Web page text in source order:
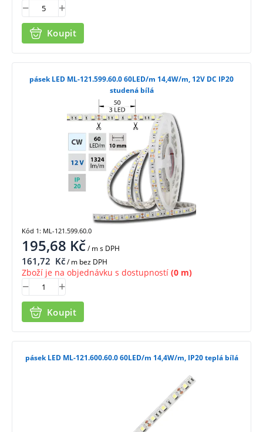
Koupit
pásek LED ML-121.599.60.0 60LED/m 14,4W/m, 12V DC IP20
studená bílá
195,68 Kč/ ms DPH
161,72 Kč/ m bez DPH
Zboží je na objednávku s dostupností (0 m)
Koupit
Kód 1: ML-121.599.60.0
pásek LED ML-121.600.60.0 60LED/m 14,4W/m, IP20 teplá bílá